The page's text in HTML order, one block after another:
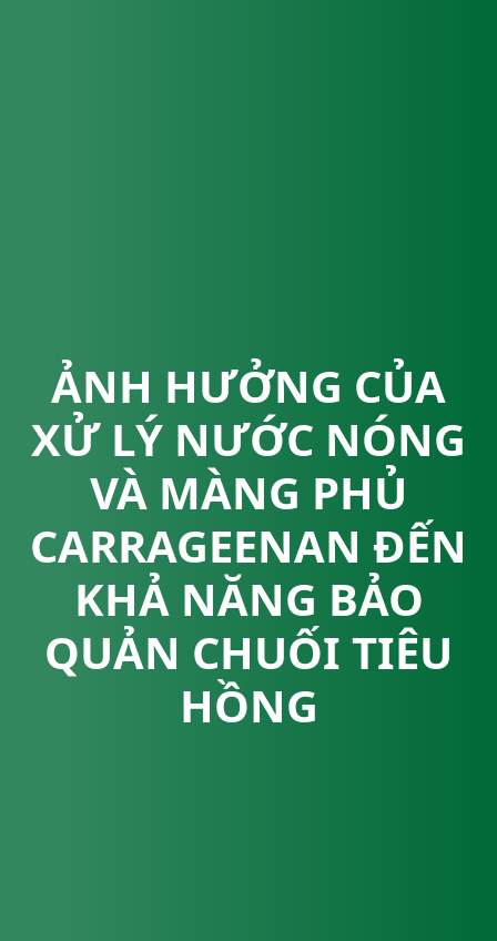
ẢNH HƯỞNG CỦA
XỬ LÝ NƯỚC NÓNG
VÀ MÀNG PHỦ
CARRAGEENAN ĐẾN
KHẢ NĂNG BẢO
QUẢN CHUỐI TIÊU
HỒNG